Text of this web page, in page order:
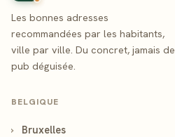
Les bonnes adresses
recommandées par les habitants,
ville par ville. Du concret, jamais de
pub déguisée.
BELGIQUE
›
Bruxelles